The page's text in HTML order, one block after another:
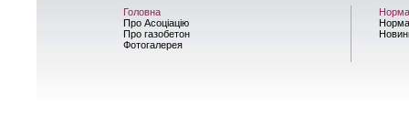
Головна
Про Асоціацію
Про газобетон
Фотогалерея